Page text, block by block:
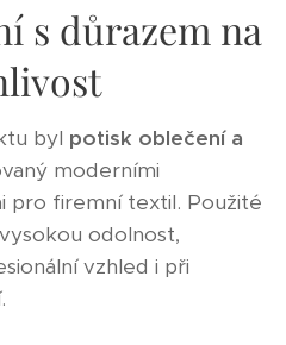
s důrazem na
byl potisk oblečení a
moderními
pro firemní textil. Použité
odolnost,
vzhled i při